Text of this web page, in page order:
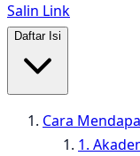
Salin Link
Daftar Isi
Cara
1.